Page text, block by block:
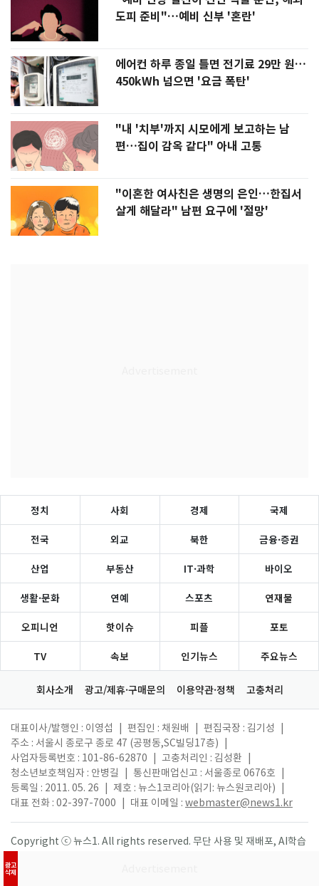
도피 준비"…예비 신부 '혼란'
에어컨 하루 종일 틀면 전기료 29만 원…
450kWh 넘으면 '요금 폭탄'
"내 '치부'까지 시모에게 보고하는 남
편…집이 감옥 같다" 아내 고통
"이혼한 여사친은 생명의 은인…한집서
살게 해달라" 남편 요구에 '절망'
광고
삭제
정치 사회 경제 국제
전국 외교 북한 금융·증권
산업 부동산 IT·과학 바이오
생활·문화 연예 스포츠 연재물
오피니언 핫이슈 피플 포토
TV 속보 인기뉴스 주요뉴스
회사소개 광고/제휴·구매문의 이용약관·정책 고충처리
대표이사/발행인 : 이영섭 편집인 : 채원배 편집국장 : 김기성
주소 : 서울시 종로구 종로 47 (공평동,SC빌딩17층)
사업자등록번호 : 101-86-62870
고충처리인 : 김성환
청소년보호책임자 : 안병길
통신판매업신고 : 서울종로 0676호
등록일 : 2011. 05. 26
제호 : 뉴스1코리아(읽기: 뉴스원코리아)
대표 전화 : 02-397-7000
대표 이메일 : webmaster@news1.kr
Copyright ⓒ 뉴스1. All rights reserved. 무단 사용 및 재배포, AI학습